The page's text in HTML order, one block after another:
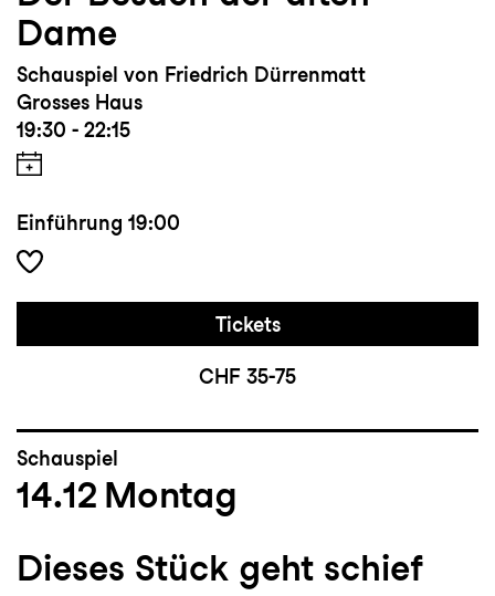
Dame
Schauspiel von Friedrich Dürrenmatt
Grosses Haus
19:30 - 22:15
Einführung 19:00
Tickets
CHF 35-75
Schauspiel
14.12 Montag
Dieses Stück geht schief